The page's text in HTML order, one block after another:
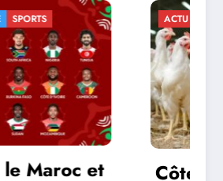
ECONOMIE NON CLASSÉ
d’Ivoire : le